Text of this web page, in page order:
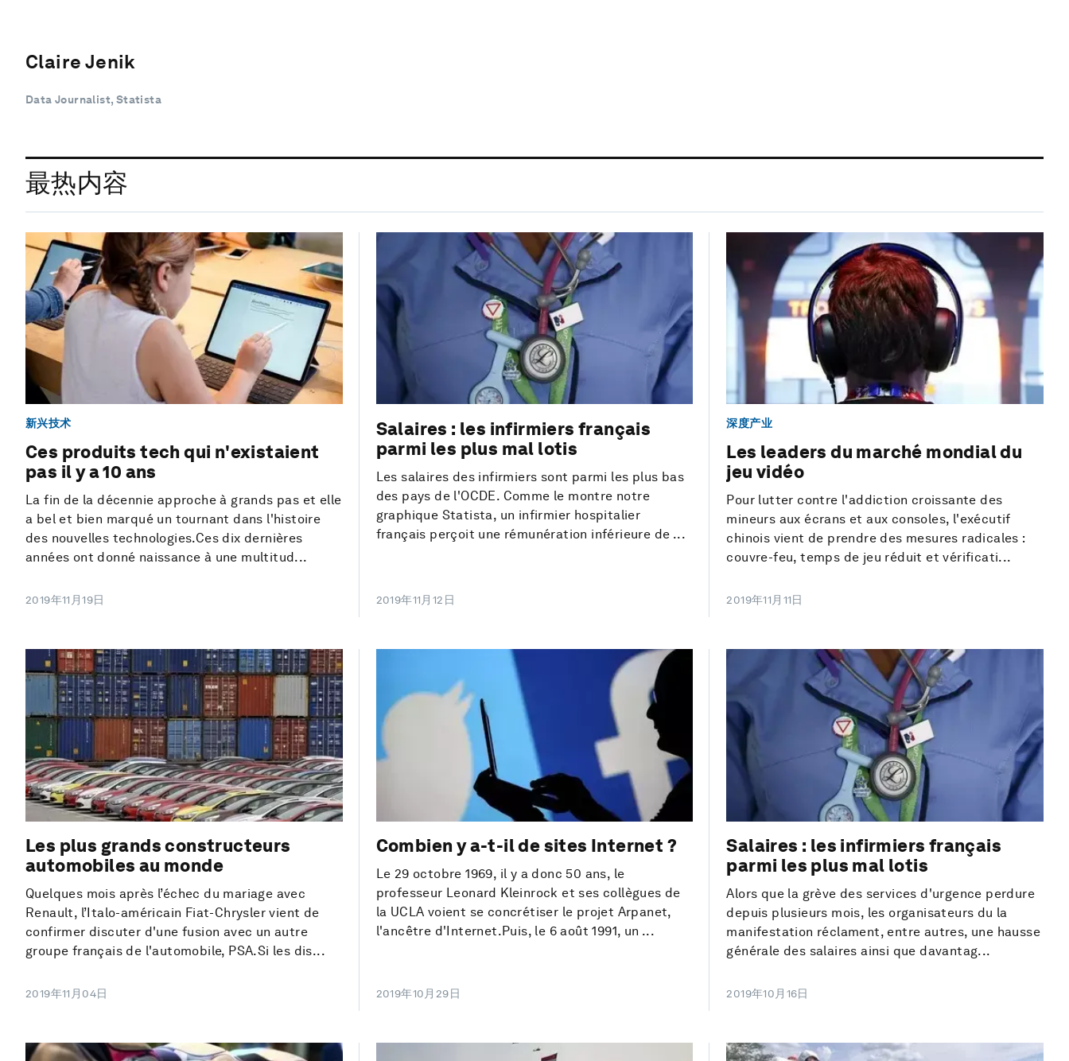
Claire Jenik
Data Journalist, Statista
最热内容
新兴技术
Ces produits tech qui n'existaient
pas il y a 10 ans
La fin de la décennie approche à grands pas et elle
a bel et bien marqué un tournant dans l'histoire
des nouvelles technologies.Ces dix dernières
années ont donné naissance à une multitud...
2019年11月19日
Salaires : les infirmiers français
parmi les plus mal lotis
Les salaires des infirmiers sont parmi les plus bas
des pays de l'OCDE. Comme le montre notre
graphique Statista, un infirmier hospitalier
français perçoit une rémunération inférieure de ...
2019年11月12日
深度产业
Les leaders du marché mondial du
jeu vidéo
Pour lutter contre l'addiction croissante des
mineurs aux écrans et aux consoles, l'exécutif
chinois vient de prendre des mesures radicales :
couvre-feu, temps de jeu réduit et vérificati...
2019年11月11日
Les plus grands constructeurs
automobiles au monde
Quelques mois après l’échec du mariage avec
Renault, l’Italo-américain Fiat-Chrysler vient de
confirmer discuter d'une fusion avec un autre
groupe français de l'automobile, PSA.Si les dis...
2019年11月04日
Combien y a-t-il de sites Internet ?
Le 29 octobre 1969, il y a donc 50 ans, le
professeur Leonard Kleinrock et ses collègues de
la UCLA voient se concrétiser le projet Arpanet,
l'ancêtre d'Internet.Puis, le 6 août 1991, un ...
2019年10月29日
Salaires : les infirmiers français
parmi les plus mal lotis
Alors que la grève des services d'urgence perdure
depuis plusieurs mois, les organisateurs du la
manifestation réclament, entre autres, une hausse
générale des salaires ainsi que davantag...
2019年10月16日